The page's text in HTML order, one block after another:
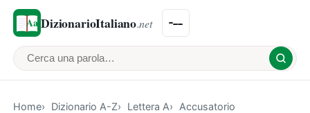
DizionarioItaliano.net
Cerca una parola
Home Dizionario A-Z Lettera A Accusatorio